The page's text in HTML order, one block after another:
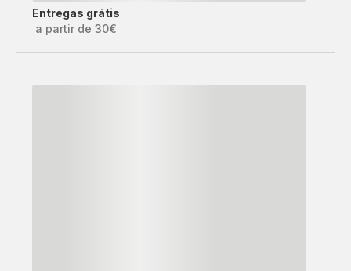
Entregas grátis
a partir de 30€